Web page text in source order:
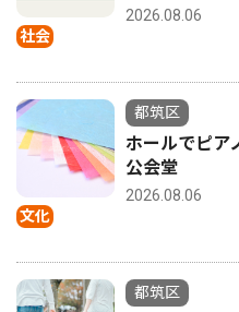
社会
2026.08.06
文化
都筑区
ホールでピ
公会堂
2026.08.06
都筑区